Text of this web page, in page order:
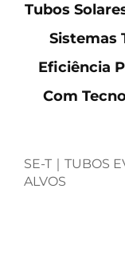
Tubos
Sistemas
Eficiência
Com
SE-T｜TUBOS
ALVOS